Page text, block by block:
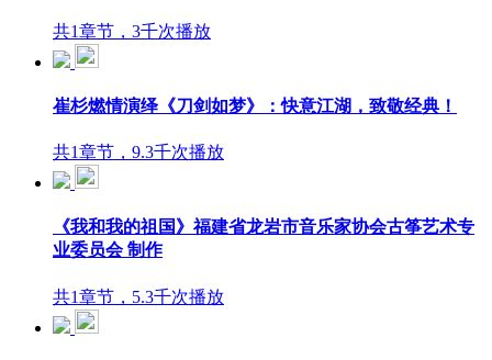
共1章节，3千次播放
崔杉燃情演绎《刀剑如梦》：快意江湖，致敬经典！
共1章节，9.3千次播放
《我和我的祖国》福建省龙岩市音乐家协会古筝艺术专
业委员会 制作
共1章节，5.3千次播放